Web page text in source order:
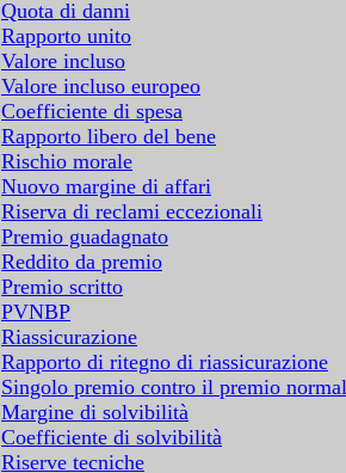
Quota di danni
Rapporto unito
Valore incluso
Valore incluso europeo
Coefficiente di spesa
Rapporto libero del bene
Rischio morale
Nuovo margine di affari
Riserva di reclami eccezionali
Premio guadagnato
Reddito da premio
Premio scritto
PVNBP
Riassicurazione
Rapporto di ritegno di riassicurazione
Singolo premio contro il premio
Margine di solvibilità
Coefficiente di solvibilità
Riserve tecniche